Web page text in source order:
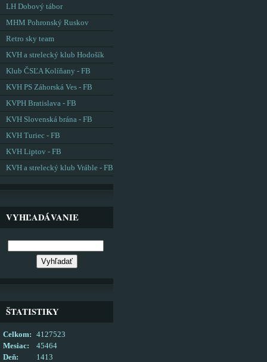
LH Dobový tábor
MHM Pohronský Ruskov
Retro sky team
KVH a strelecký klub Hodošík
Klub ČSĽA Kolíňany - FB
KVH PS Záhorská Ves - FB
KVPH Bratislava - FB
KVH Slovenská brána - FB
KVH Turiec - FB
KVH Liptov - FB
KVH a strelecký klub Vráble - FB
VYHĽADÁVANIE
ŠTATISTIKY
Celkom:
4127523
Mesiac:
45464
Deň:
1413